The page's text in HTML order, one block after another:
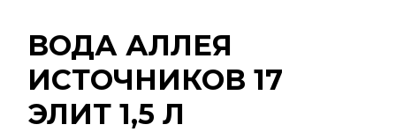
ВОДА АЛЛЕЯ
ИСТОЧНИКОВ 17
ЭЛИТ 1,5 Л